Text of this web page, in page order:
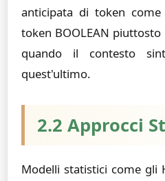
anticipata di token
token BOOLEAN piuttosto
quando il contesto
quest'ultimo.
2.2 Approcci
Modelli statistici come gli